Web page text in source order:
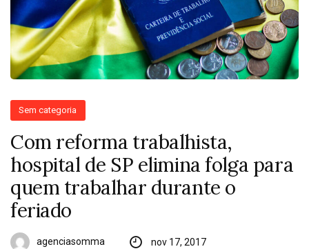
Sem categoria
Com reforma trabalhista,
hospital de SP elimina folga para
quem trabalhar durante o
feriado
agenciasomma nov 17, 2017